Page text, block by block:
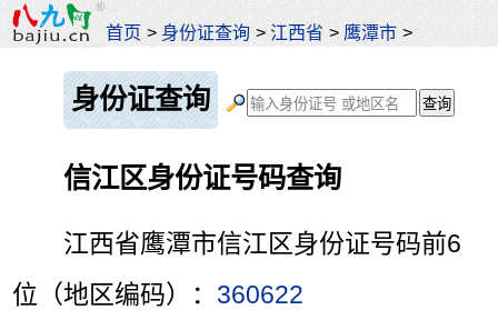
首页 > 身份证查询 > 江西省 > 鹰潭市 >
身份证查询
信江区身份证号码查询
江西省鹰潭市信江区身份证号码前6
位（地区编码）： 360622